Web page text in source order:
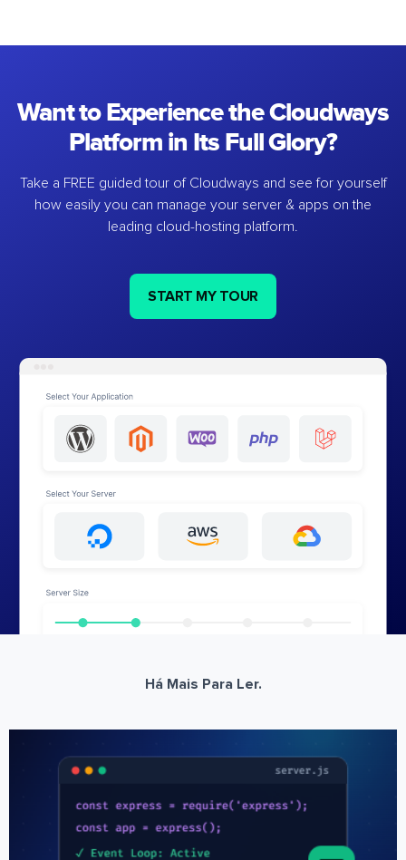
Want to Experience the Cloudways
Platform in Its Full Glory?
Take a FREE guided tour of Cloudways and see for yourself
how easily you can manage your server & apps on the
leading cloud-hosting platform.
START MY TOUR
Há Mais Para Ler.